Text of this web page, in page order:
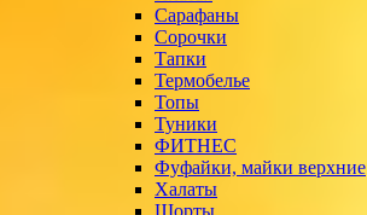
Сарафаны
Сорочки
Тапки
Термобелье
Топы
Туники
ФИТНЕС
Фуфайки, майки верхние
Халаты
Шорты